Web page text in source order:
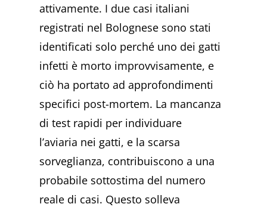
attivamente. I due casi italiani
registrati nel Bolognese sono stati
identificati solo perché uno dei gatti
infetti è morto improvvisamente, e
ciò ha portato ad approfondimenti
specifici post-mortem. La mancanza
di test rapidi per individuare
l’aviaria nei gatti, e la scarsa
sorveglianza, contribuiscono a una
probabile sottostima del numero
reale di casi. Questo solleva